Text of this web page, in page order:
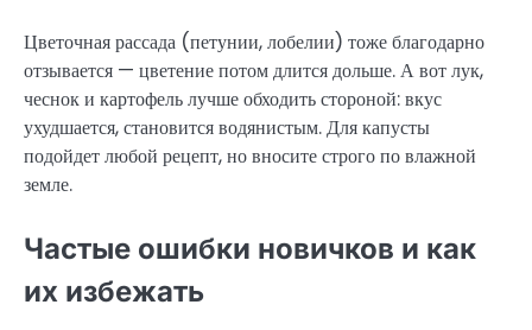
Цветочная рассада (петунии, лобелии) тоже благодарно
отзывается — цветение потом длится дольше. А вот лук,
чеснок и картофель лучше обходить стороной: вкус
ухудшается, становится водянистым. Для капусты
подойдет любой рецепт, но вносите строго по влажной
земле.
Частые ошибки новичков и как
их избежать